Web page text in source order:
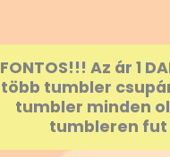
FONTOS!!! Az ár 1
több tumbler
tumbler minden
tumbleren fut